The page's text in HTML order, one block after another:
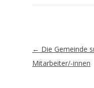
Artikel-
Navigation
← Die Gemeinde
Mitarbeiter/-innen